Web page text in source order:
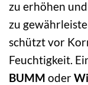
zu erhöhen
zu
schützt vor
Feuchtigkeit.
BUMM oder